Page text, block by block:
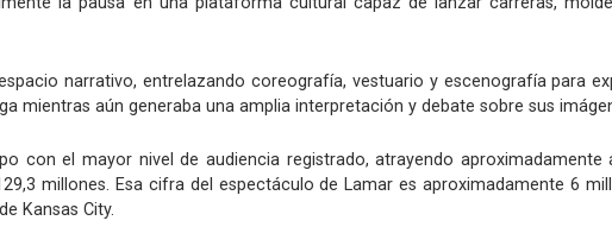
narrativo, entrelazando coreografía, vestuario y escenografía para
mientras aún generaba una amplia interpretación y debate sobre sus
con el mayor nivel de audiencia registrado, atrayendo aproximadamente
millones. Esa cifra del espectáculo de Lamar es aproximadamente 6
Kansas City.